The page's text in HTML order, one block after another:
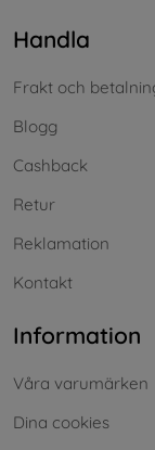
Handla
Frakt och
Blogg
Cashback
Retur
Reklamation
Kontakt
Information
Våra varumärken
Dina cookies